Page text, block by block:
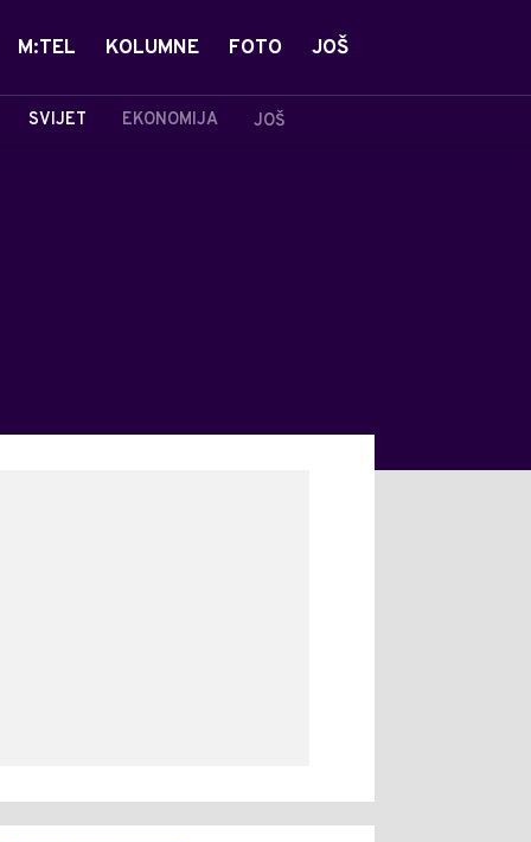
SVIJET EKONOMIJA JOŠ
M:TEL KOLUMNE FOTO JOŠ